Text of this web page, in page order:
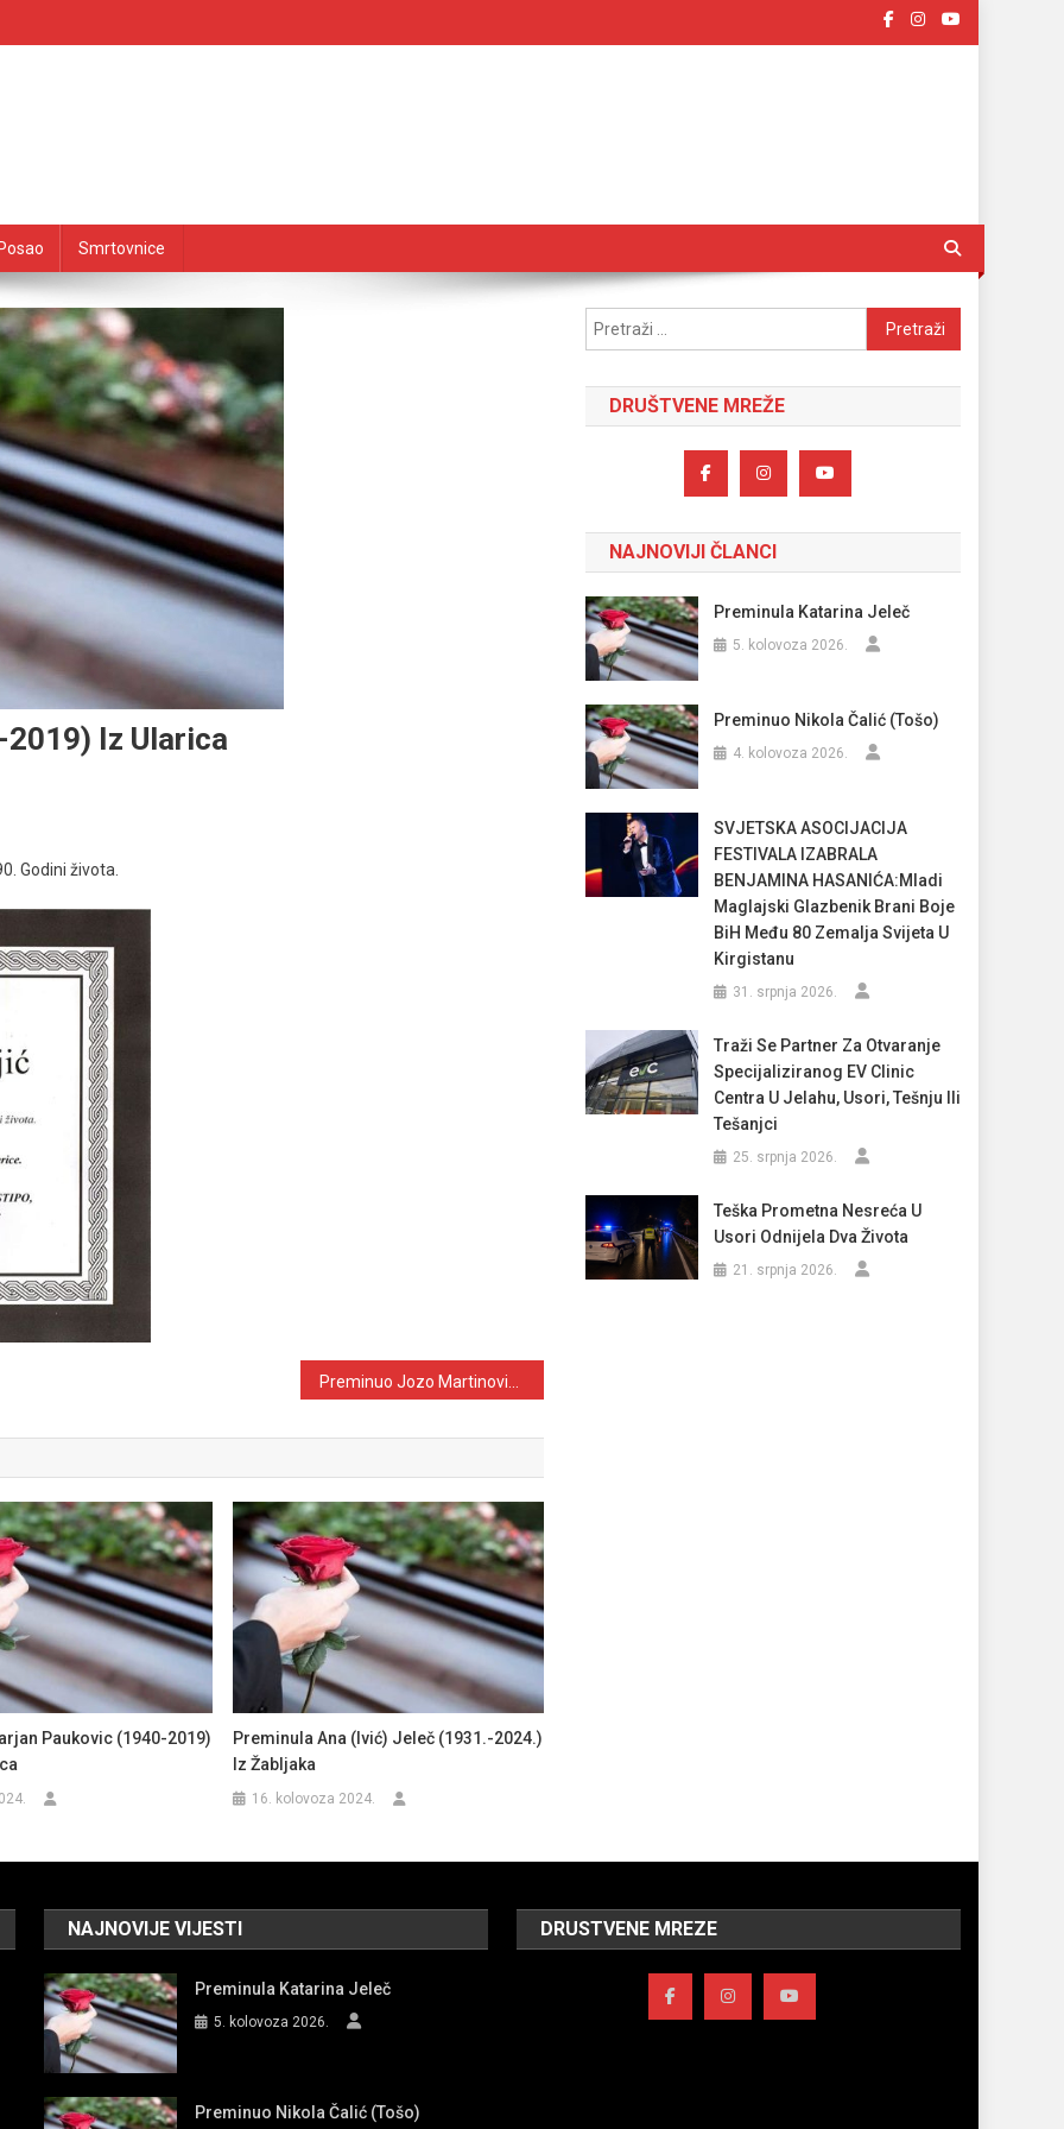
Posao Smrtovnice
Iz Ularica
Godini života.
Preminuo Jozo Martinović iz Blaževaca
Paukovic (1940-2019)
Preminula Ana (Ivić) Jeleč (1931.-2024.)
Iz Žabljaka
16. kolovoza 2024.
Pretraži:
DRUŠTVENE MREŽE
NAJNOVIJI ČLANCI
Preminula Katarina Jeleč
5. kolovoza 2026.
Preminuo Nikola Čalić (Tošo)
4. kolovoza 2026.
SVJETSKA ASOCIJACIJA
FESTIVALA IZABRALA
BENJAMINA HASANIĆA:Mladi
Maglajski Glazbenik Brani Boje
BiH Među 80 Zemalja Svijeta U
Kirgistanu
31. srpnja 2026.
Traži Se Partner Za Otvaranje
Specijaliziranog EV Clinic
Centra U Jelahu, Usori, Tešnju Ili
Tešanjci
25. srpnja 2026.
Teška Prometna Nesreća U
Usori Odnijela Dva Života
21. srpnja 2026.
NAJNOVIJE VIJESTI
Preminula Katarina Jeleč
5. kolovoza 2026.
Preminuo Nikola Čalić (Tošo)
DRUSTVENE MREZE